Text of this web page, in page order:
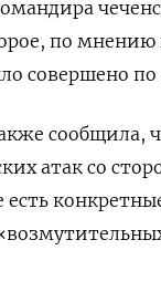
по
совершено по
сообщила,
атак со
есть